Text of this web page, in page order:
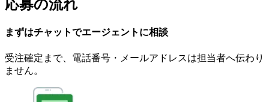
応募の流れ
まずはチャットでエージェント に相談
受注確定まで、 電話番号・メールアドレスは担当者へ伝わり
ません。